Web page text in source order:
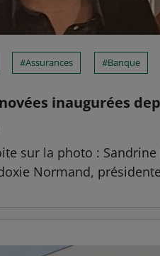
Assurances Banque
inaugurées
sur la photo :
Normand,